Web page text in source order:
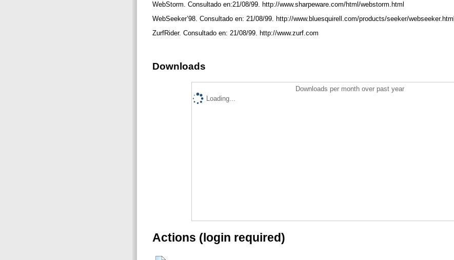
WebStorm. Consultado en:21/08/99. http://www.sharpeware.com/html/webstorm.html
WebSeeker’98. Consultado en: 21/08/99. http://www.bluesquirell.com/products/seeker/webseeker.html
ZurfRider. Consultado en: 21/08/99. http://www.zurf.com
Downloads
Downloads per month over past year
Loading...
Actions (login required)